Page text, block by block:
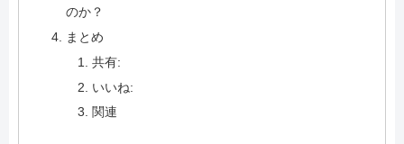
のか？
まとめ
共有:
いいね:
関連